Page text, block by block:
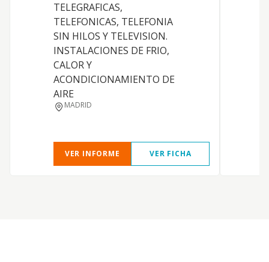
TELEGRAFICAS,
TELEFONICAS, TELEFONIA
SIN HILOS Y TELEVISION.
INSTALACIONES DE FRIO,
CALOR Y
ACONDICIONAMIENTO DE
AIRE
MADRID
VER INFORME VER FICHA